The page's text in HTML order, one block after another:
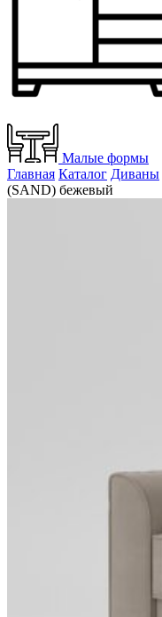
Малые формы
Главная Каталог Диваны
(SAND) бежевый